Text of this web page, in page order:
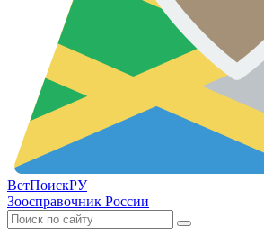
ВетПоискРУ
Зоосправочник России